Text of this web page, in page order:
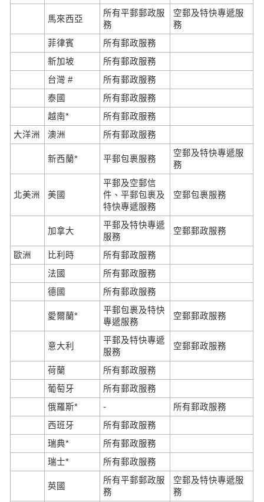
馬來西亞
所有平郵郵政服
務
空郵及特快專遞服
務
菲律賓
所有郵政服務
新加坡
所有郵政服務
台灣 #
所有郵政服務
泰國
所有郵政服務
越南*
所有郵政服務
大洋洲
澳洲 所有郵政服務
新西蘭* 平郵包裹服務
空郵及特快專遞服
務
北美洲 美國
平郵及空郵信
件、平郵包裹及
特快專遞服務
空郵包裹服務
加拿大
平郵及特快專遞
服務
空郵郵政服務
歐洲 比利時
所有郵政服務
法國
所有郵政服務
德國
所有郵政服務
愛爾蘭*
平郵包裹及特快
專遞服務
空郵郵政服務
意大利
平郵及特快專遞
服務
空郵郵政服務
荷蘭
所有郵政服務
葡萄牙
所有郵政服務
俄羅斯*
-
所有郵政服務
西班牙
所有郵政服務
瑞典*
所有郵政服務
瑞士*
所有郵政服務
英國
所有平郵郵政服
務
空郵及特快專遞服
務